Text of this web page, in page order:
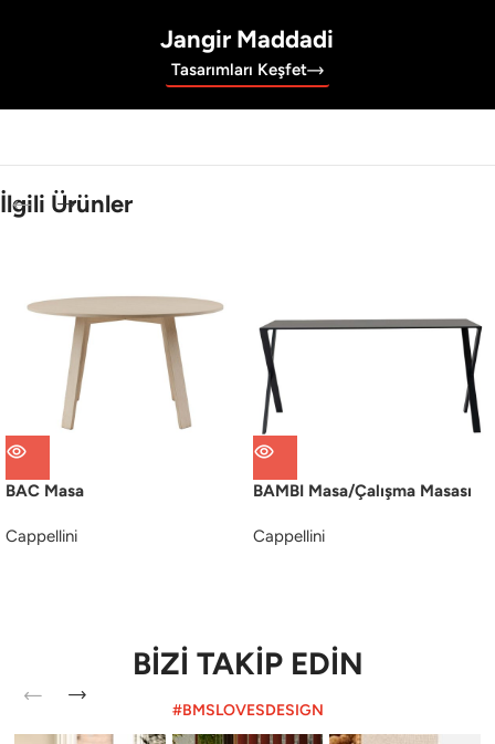
Jangir Maddadi
Tasarımları Keşfet
İlgili Ürünler
BAC Masa
Cappellini
BAMBI Masa/Çalışma Masası
Cappellini
BİZİ TAKİP EDİN
#BMSLOVESDESIGN